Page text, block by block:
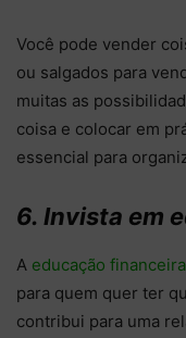
Você pode vender
ou salgados para
muitas as
coisa e colocar em
essencial para
6. Invista em
A educação financeira
para quem quer ter
contribui para uma